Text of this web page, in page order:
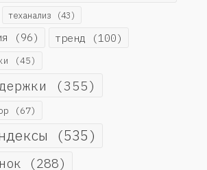
теханализ (43)
(96) тренд (100)
(45)
(355)
(67)
(535)
(288)